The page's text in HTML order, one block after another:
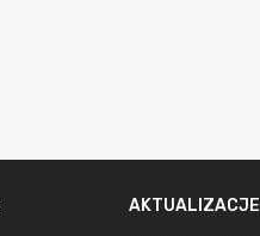
AKTUALIZACJE